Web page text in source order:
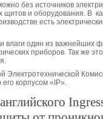
без источников
щитов и оборудования. В
есть
влаги один из важнейших
приборов. Так же
Электротехнической
корпусом «IP».